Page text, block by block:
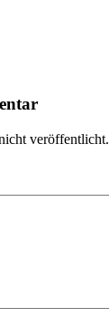
veröffentlicht.